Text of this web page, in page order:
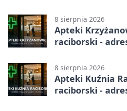
8 sierpnia 2026
Apteki
raciborski -
8 sierpnia 2026
Apteki Kuźnia
raciborski -